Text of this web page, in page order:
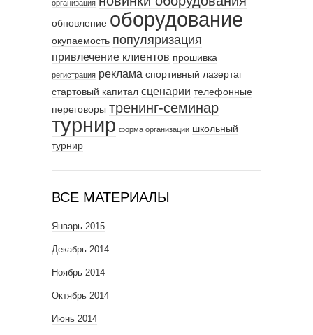
организация
обновление оборудование
окупаемость популяризация
привлечение клиентов прошивка
регистрация реклама спортивный лазертаг
стартовый капитал сценарии телефонные
переговоры тренинг-семинар
турнир форма организации школьный
турнир
ВСЕ МАТЕРИАЛЫ
Январь 2015
Декабрь 2014
Ноябрь 2014
Октябрь 2014
Июнь 2014